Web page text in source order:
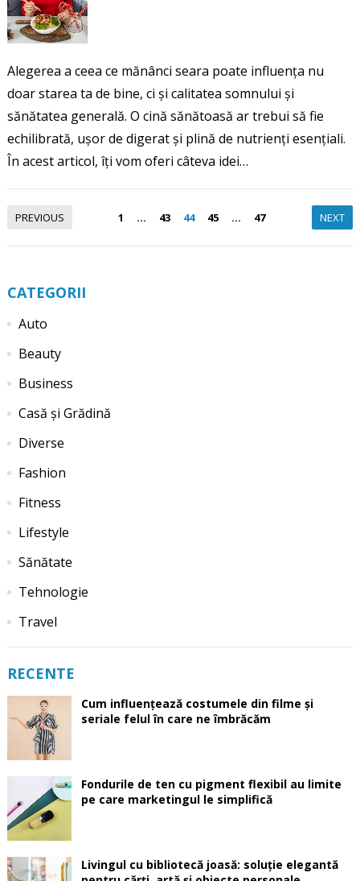
Alegerea a ceea ce mănânci seara poate influența nu
doar starea ta de bine, ci și calitatea somnului și
sănătatea generală. O cină sănătoasă ar trebui să fie
echilibrată, ușor de digerat și plină de nutrienți esențiali.
În acest articol, îți vom oferi câteva idei…
Paginație
PREVIOUS 1 … 43 44 45 … 47 NEXT
CATEGORII
Auto
Beauty
Business
Casă și Grădină
Diverse
Fashion
Fitness
Lifestyle
Sănătate
Tehnologie
Travel
RECENTE
Cum influențează costumele din filme și
seriale felul în care ne îmbrăcăm
Fondurile de ten cu pigment flexibil au limite
pe care marketingul le simplifică
Livingul cu bibliotecă joasă: soluție elegantă